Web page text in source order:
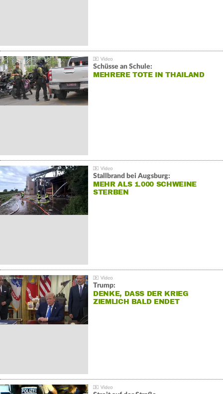
Schüsse an Schule:
MEHRERE TOTE IN THAILAND
Stallbrand bei Augsburg:
MEHR ALS 1.000 SCHWEINE
STERBEN
Trump:
DENKE, DASS DER KRIEG
ZIEMLICH BALD ENDET